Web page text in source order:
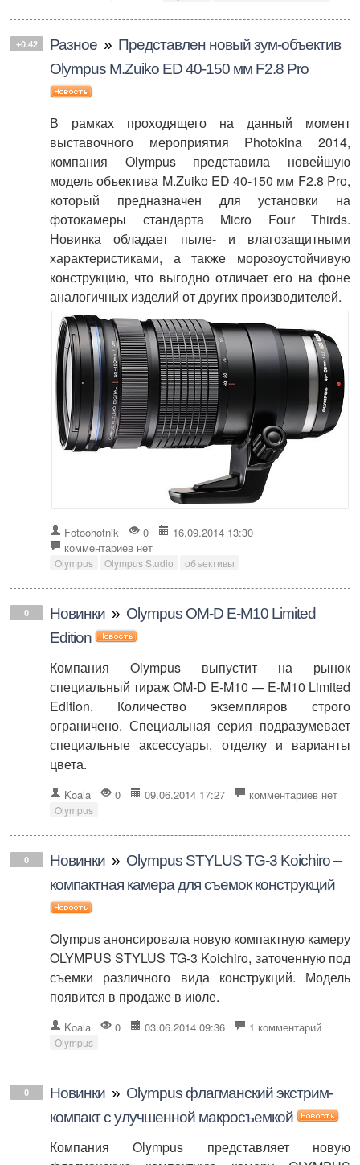
+0.42 Разное » Представлен новый зум-объектив
Olympus M.Zuiko ED 40-150 мм F2.8 Pro
В рамках проходящего на данный момент
выставочного мероприятия Photokina 2014,
компания Olympus представила новейшую
модель объектива M.Zuiko ED 40-150 мм F2.8 Pro,
который предназначен для установки на
фотокамеры стандарта Micro Four Thirds.
Новинка обладает пыле- и влагозащитными
характеристиками, а также морозоустойчивую
конструкцию, что выгодно отличает его на фоне
аналогичных изделий от других производителей.
Fotoohotnik 0
16.09.2014 13:30
комментариев нет
Olympus Olympus Studio объективы
0 Новинки » Olympus OM-D E-M10 Limited
Edition
Компания Olympus выпустит на рынок
специальный тираж OM-D E-M10 — E-M10 Limited
Edition. Количество экземпляров строго
ограничено. Специальная серия подразумевает
специальные аксессуары, отделку и варианты
цвета.
Koala 0 09.06.2014 17:27 комментариев нет
Olympus
0 Новинки » Olympus STYLUS TG-3 Koichiro –
компактная камера для съемок конструкций
Olympus анонсировала новую компактную камеру
OLYMPUS STYLUS TG-3 Koichiro, заточенную под
съемки различного вида конструкций. Модель
появится в продаже в июле.
Koala 0 03.06.2014 09:36 1 комментарий
Olympus
0 Новинки » Olympus флагманский экстрим-
компакт с улучшенной макросъемкой
Компания Olympus представляет новую